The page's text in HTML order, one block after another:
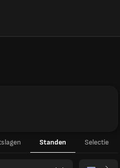
Standen Selectie